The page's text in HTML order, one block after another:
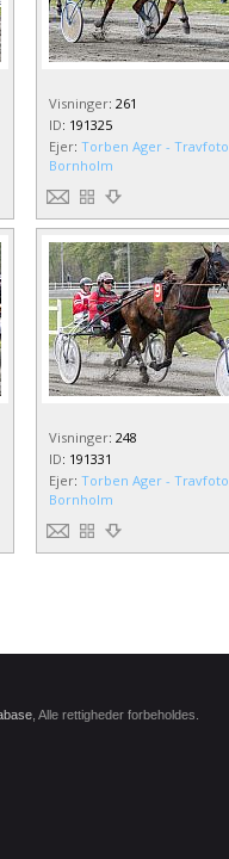
Visninger: 261
ID: 191325
Ejer: Torben Ager - Travfoto
Bornholm
Visninger: 248
ID: 191331
Ejer: Torben Ager - Travfoto
Bornholm
, Alle rettigheder forbeholdes.